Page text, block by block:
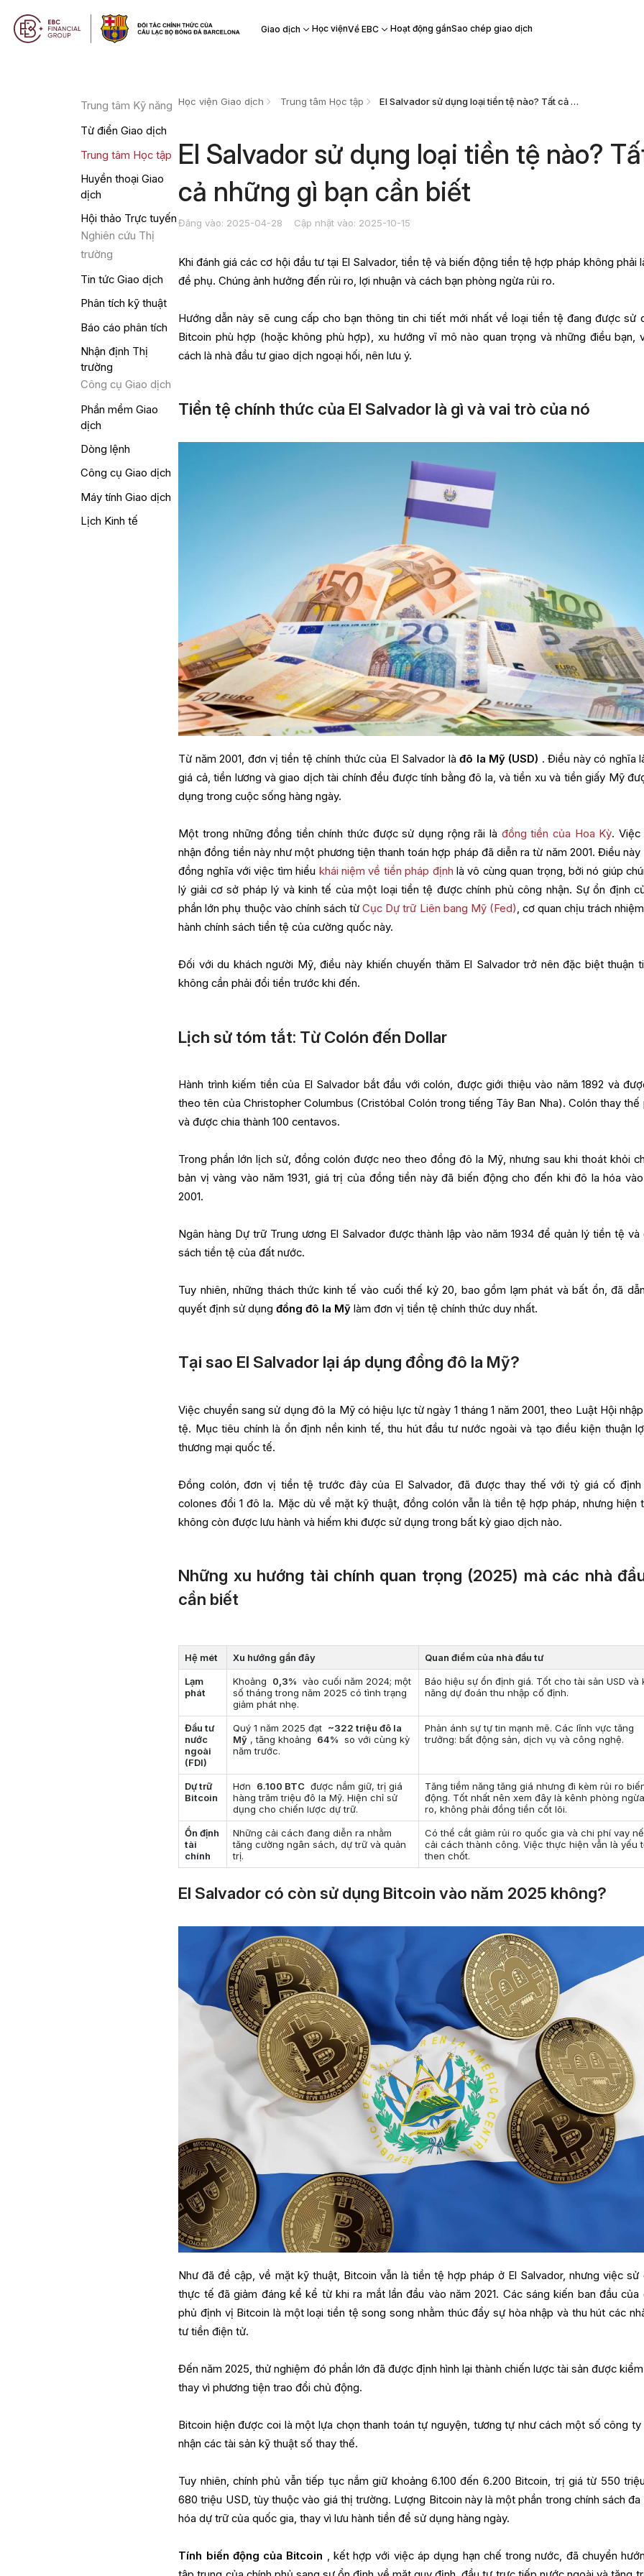
Giao dịch Học việnVề EBC Hoạt động gầnSao chép giao dịch
Trung tâm Kỹ năng
Từ điển Giao dịch
Trung tâm Học tập
Huyền thoại Giao
dịch
Hội thảo Trực tuyến
Nghiên cứu Thị
trường
Tin tức Giao dịch
Phân tích kỹ thuật
Báo cáo phân tích
Nhận định Thị
trường
Công cụ Giao dịch
Phần mềm Giao
dịch
Dòng lệnh
Công cụ Giao dịch
Máy tính Giao dịch
Lịch Kinh tế
Học viện Giao dịch Trung tâm Học tập El Salvador sử dụng loại tiền tệ nào? Tất cả những gì bạn cần biết
El Salvador sử dụng loại tiền tệ nào?
cả những gì bạn cần biết
Đăng vào: 2025-04-28 Cập nhật vào: 2025-10-15
Khi đánh giá các cơ hội đầu tư tại El Salvador, tiền tệ và biến động tiền tệ hợp pháp không phải
đề phụ. Chúng ảnh hưởng đến rủi ro, lợi nhuận và cách bạn phòng ngừa rủi ro.
Hướng dẫn này sẽ cung cấp cho bạn thông tin chi tiết mới nhất về loại tiền tệ đang được sử
Bitcoin phù hợp (hoặc không phù hợp), xu hướng vĩ mô nào quan trọng và những điều bạn,
cách là nhà đầu tư giao dịch ngoại hối, nên lưu ý.
Tiền tệ chính thức của El Salvador là gì và vai trò của nó
Từ năm 2001, đơn vị tiền tệ chính thức của El Salvador làđô la Mỹ (USD) . Điều này có nghĩa
giá cả, tiền lương và giao dịch tài chính đều được tính bằng đô la, và tiền xu và tiền giấy Mỹ
dụng trong cuộc sống hàng ngày.
Một trong những đồng tiền chính thức được sử dụng rộng rãi là đồng tiền của Hoa Kỳ. Việc
nhận đồng tiền này như một phương tiện thanh toán hợp pháp đã diễn ra từ năm 2001. Điều này
đồng nghĩa với việc tìm hiểu khái niệm về tiền pháp định là vô cùng quan trọng, bởi nó giúp
lý giải cơ sở pháp lý và kinh tế của một loại tiền tệ được chính phủ công nhận. Sự ổn định
phần lớn phụ thuộc vào chính sách từCục Dự trữ Liên bang Mỹ (Fed), cơ quan chịu trách
hành chính sách tiền tệ của cường quốc này.
Đối với du khách người Mỹ, điều này khiến chuyến thăm El Salvador trở nên đặc biệt thuận
không cần phải đổi tiền trước khi đến.
Lịch sử tóm tắt: Từ Colón đến Dollar
Hành trình kiếm tiền của El Salvador bắt đầu với colón, được giới thiệu vào năm 1892 và
theo tên của Christopher Columbus (Cristóbal Colón trong tiếng Tây Ban Nha). Colón thay thế
và được chia thành 100 centavos.
Trong phần lớn lịch sử, đồng colón được neo theo đồng đô la Mỹ, nhưng sau khi thoát khỏi
bản vị vàng vào năm 1931, giá trị của đồng tiền này đã biến động cho đến khi đô la hóa
2001.
Ngân hàng Dự trữ Trung ương El Salvador được thành lập vào năm 1934 để quản lý tiền tệ và
sách tiền tệ của đất nước.
Tuy nhiên, những thách thức kinh tế vào cuối thế kỷ 20, bao gồm lạm phát và bất ổn, đã
quyết định sử dụngđồng đô la Mỹ làm đơn vị tiền tệ chính thức duy nhất.
Tại sao El Salvador lại áp dụng đồng đô la Mỹ?
Việc chuyển sang sử dụng đô la Mỹ có hiệu lực từ ngày 1 tháng 1 năm 2001, theo Luật Hội
tệ. Mục tiêu chính là ổn định nền kinh tế, thu hút đầu tư nước ngoài và tạo điều kiện thuận
thương mại quốc tế.
Đồng colón, đơn vị tiền tệ trước đây của El Salvador, đã được thay thế với tỷ giá cố định
colones đổi 1 đô la. Mặc dù về mặt kỹ thuật, đồng colón vẫn là tiền tệ hợp pháp, nhưng hiện
không còn được lưu hành và hiếm khi được sử dụng trong bất kỳ giao dịch nào.
Những xu hướng tài chính quan trọng (2025) mà các nhà
cần biết
Hệ mét Xu hướng gần đây Quan điểm của nhà đầu tư
Lạm
phát
Khoảng 0,3% vào cuối năm 2024; một
số tháng trong năm 2025 có tình trạng
giảm phát nhẹ.
Báo hiệu sự ổn định giá. Tốt cho tài sản USD và
năng dự đoán thu nhập cố định.
Đầu tư
nước
ngoài
(FDI)
Quý 1 năm 2025 đạt ~322 triệu đô la
Mỹ , tăng khoảng 64% so với cùng kỳ
năm trước.
Phản ánh sự tự tin mạnh mẽ. Các lĩnh vực tăng
trưởng: bất động sản, dịch vụ và công nghệ.
Dự trữ
Bitcoin
Hơn 6.100 BTC được nắm giữ, trị giá
hàng trăm triệu đô la Mỹ. Hiện chỉ sử
dụng cho chiến lược dự trữ.
Tăng tiềm năng tăng giá nhưng đi kèm rủi ro
động. Tốt nhất nên xem đây là kênh phòng
ro, không phải đồng tiền cốt lõi.
Ổn định
tài
chính
Những cải cách đang diễn ra nhằm
tăng cường ngân sách, dự trữ và quản
trị.
Có thể cắt giảm rủi ro quốc gia và chi phí vay
cải cách thành công. Việc thực hiện vẫn là yếu
then chốt.
El Salvador có còn sử dụng Bitcoin vào năm 2025 không?
Như đã đề cập, về mặt kỹ thuật, Bitcoin vẫn là tiền tệ hợp pháp ở El Salvador, nhưng việc sử
thực tế đã giảm đáng kể kể từ khi ra mắt lần đầu vào năm 2021. Các sáng kiến ban đầu của
phủ định vị Bitcoin là một loại tiền tệ song song nhằm thúc đẩy sự hòa nhập và thu hút các
tư tiền điện tử.
Đến năm 2025, thử nghiệm đó phần lớn đã được định hình lại thành chiến lược tài sản được
thay vì phương tiện trao đổi chủ động.
Bitcoin hiện được coi là một lựa chọn thanh toán tự nguyện, tương tự như cách một số công ty
nhận các tài sản kỹ thuật số thay thế.
Tuy nhiên, chính phủ vẫn tiếp tục nắm giữ khoảng 6.100 đến 6.200 Bitcoin, trị giá từ 550
680 triệu USD, tùy thuộc vào giá thị trường. Lượng Bitcoin này là một phần trong chính sách đa
hóa dự trữ của quốc gia, thay vì lưu hành tiền để sử dụng hàng ngày.
Tính biến động của Bitcoin , kết hợp với việc áp dụng hạn chế trong nước, đã chuyển